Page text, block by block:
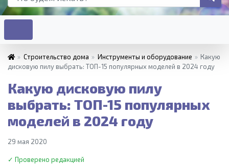
» Строительство дома » Инструменты и оборудование » Какую
дисковую пилу выбрать: ТОП-15 популярных моделей в 2024 году
Какую дисковую пилу
выбрать: ТОП-15 популярных
моделей в 2024 году
29 мая 2020
✓ Проверено редакцией